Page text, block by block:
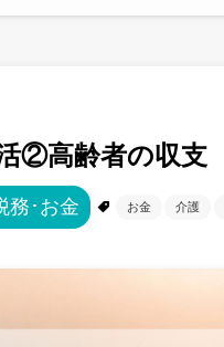
②高齢者の収支
務･お金 お金 介護